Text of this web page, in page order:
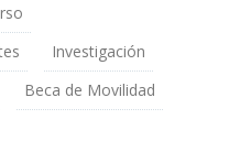
Investigación
Beca de Movilidad